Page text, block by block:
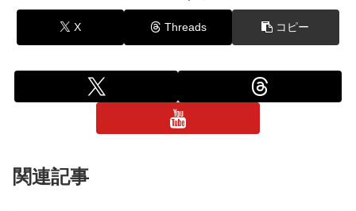
X Threads コピー
関連記事